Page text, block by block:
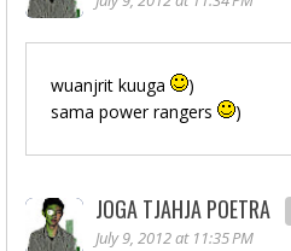
wuanjrit kuuga
)
sama power rangers
)
JOGA TJAHJA POETRA
July 9, 2012 at 11:35 PM